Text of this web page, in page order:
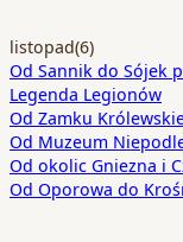
listopad(6)
Od Sannik do Sójek
Legenda Legionów
Od Zamku
Od Muzeum
Od okolic Gniezna i
Od Oporowa do